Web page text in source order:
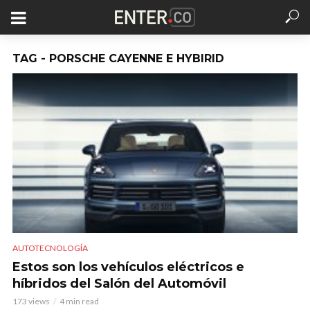
TAG - PORSCHE CAYENNE E HYBIRID
AUTOTECNOLOGÍA
Estos son los vehículos eléctricos e
híbridos del Salón del Automóvil
173 views 4 min read